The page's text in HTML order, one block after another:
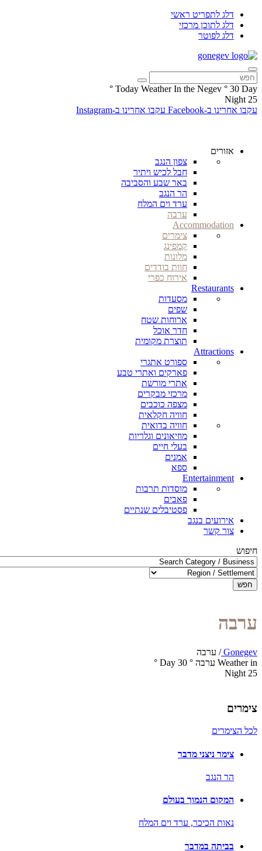
דלג לתפריט ראשי
דלג לתוכן מרכזי
דלג לפוטר
Today Weather In the Negev ° 30 Day
°
25
Night
עקבו אחרינו ב-Facebook
עקבו אחרינו ב-Instagram
אזורים
צפון הנגב
חבל לכיש ויתיר
באר שבע והסביבה
הר הנגב
ערד וים המלח
ערבה
Accommodation
צימרים
קמפינג
מלונות
חוות בודדים
אירוח כפרי
Restaurants
מסעדות
שפים
ארוחות שטח
חדר אוכל
תוצרת מקומית
Attractions
ספורט אתגרי
פארקים ואתרי טבע
אתרי מורשת
מרכזי מבקרים
מצפה כוכבים
חוויה חקלאית
חוויה בדואית
מוזיאונים וגלריות
בעלי חיים
אמנים
ספא
Entertainment
מוסדות תרבות
פאבים
פסטיבלים שנתיים
אירועים בנגב
צור קשר
חיפוש
חפש
ערבה
Gonegev
/ ערבה
Weather in ערבה
°
30
Day
°
25
Night
צימרים
לכל הצימרים
צימר ניצני מדבר
הר הנגב
המקום הנמוך בעולם
נאות הכיכר, ערד וים המלח
בביתה במדבר